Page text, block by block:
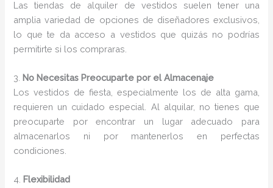
Las tiendas de alquiler de vestidos suelen tener una
amplia variedad de opciones de diseñadores exclusivos,
lo que te da acceso a vestidos que quizás no podrías
permitirte si los compraras.
3. No Necesitas Preocuparte por el Almacenaje
Los vestidos de fiesta, especialmente los de alta gama,
requieren un cuidado especial. Al alquilar, no tienes que
preocuparte por encontrar un lugar adecuado para
almacenarlos ni por mantenerlos en perfectas
condiciones.
4. Flexibilidad